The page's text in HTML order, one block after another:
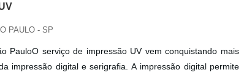
PAULO - SP
PauloO serviço de impressão UV vem conquistando mais
impressão digital e serigrafia. A impressão digital permite